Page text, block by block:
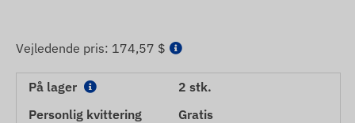
Vejledende pris: 174,57 $
På lager
2 stk.
Personlig kvittering
Gratis